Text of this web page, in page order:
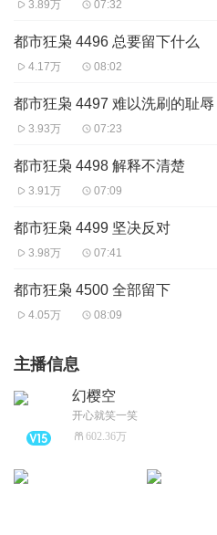
3.89万 07:32
都市狂枭 4496 总要留下什么
4.17万 08:02
都市狂枭 4497 难以洗刷的耻辱
3.93万 07:23
都市狂枭 4498 解释不清楚
3.91万 07:09
都市狂枭 4499 坚决反对
3.98万 07:41
都市狂枭 4500 全部留下
4.05万 08:09
主播信息
幻樱空
开心就笑一笑
602.36万